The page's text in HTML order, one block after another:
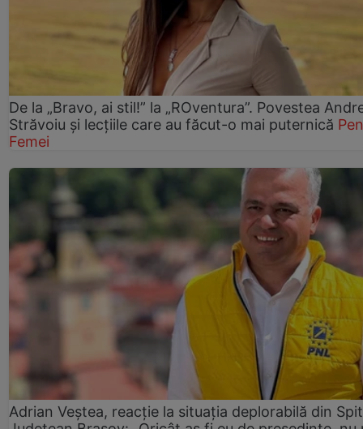
De la „Bravo, ai stil!” la „ROventura”. Povestea
Străvoiu și lecțiile care au făcut-o mai puternică
Femei
Adrian Veștea, reacție la situația deplorabilă din